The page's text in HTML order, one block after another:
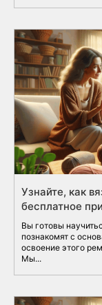
Узнайте, как
бесплатное
Вы готовы
познакомят с
освоение этого
Мы...